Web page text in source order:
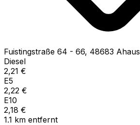
Fuistingstraße 64 - 66, 48683 Ahaus
Diesel
2,21 €
E5
2,22 €
E10
2,18 €
1.1 km entfernt